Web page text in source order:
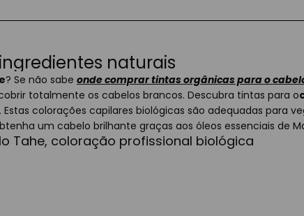
naturais
? Se não sabe onde comprar tintas orgânicas para o
totalmente os cabelos brancos. Descubra tintas para o
. Estas colorações capilares biológicas são adequadas para
um cabelo brilhante graças aos óleos essenciais de
Tahe, coloração profissional biológica